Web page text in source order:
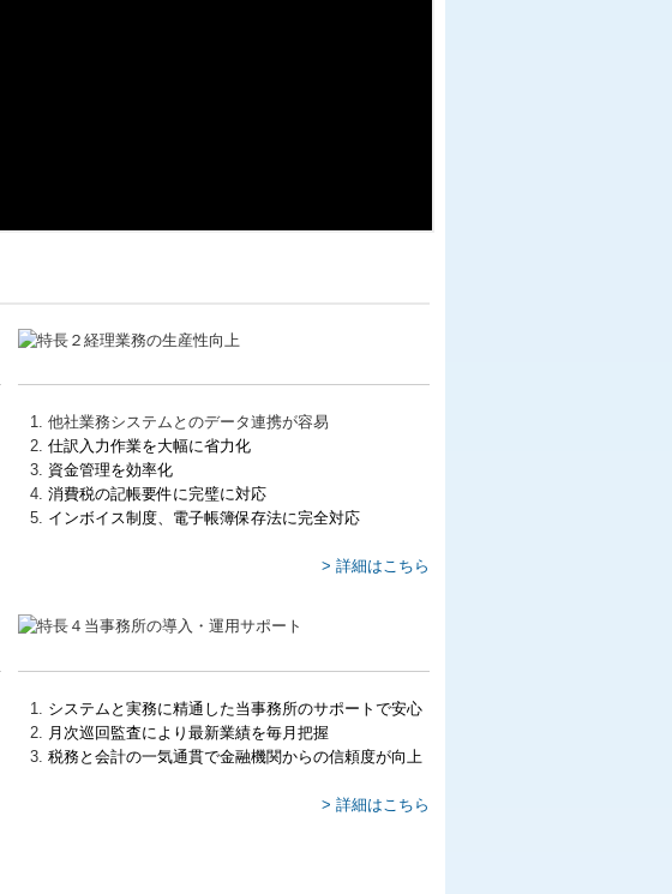
他社業務システムとのデータ連携が容易
仕訳入力作業を大幅に省力化
資金管理を効率化
消費税の記帳要件に完璧に対応
インボイス制度、電子帳簿保存法に完全対応
> 詳細はこちら
システムと実務に精通した当事務所のサポートで安心
月次巡回監査により最新業績を毎月把握
税務と会計の一気通貫で金融機関からの信頼度が向上
> 詳細はこちら